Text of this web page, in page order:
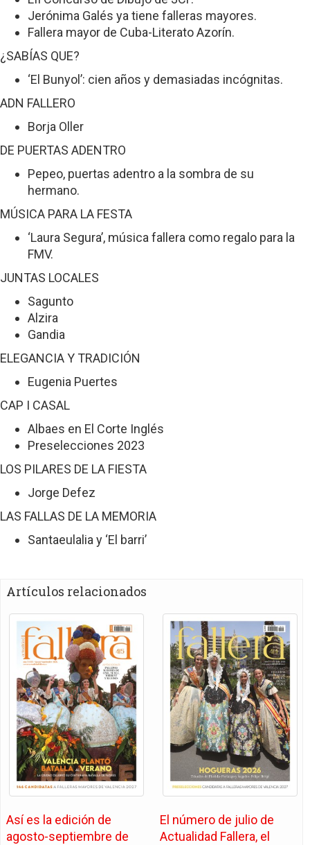
Jerónima Galés ya tiene falleras mayores.
Fallera mayor de Cuba-Literato Azorín.
¿SABÍAS QUE?
‘El Bunyol’: cien años y demasiadas incógnitas.
ADN FALLERO
Borja Oller
DE PUERTAS ADENTRO
Pepeo, puertas adentro a la sombra de su
hermano.
MÚSICA PARA LA FESTA
‘Laura Segura’, música fallera como regalo para la
FMV.
JUNTAS LOCALES
Sagunto
Alzira
Gandia
ELEGANCIA Y TRADICIÓN
Eugenia Puertes
CAP I CASAL
Albaes en El Corte Inglés
Preselecciones 2023
LOS PILARES DE LA FIESTA
Jorge Defez
LAS FALLAS DE LA MEMORIA
Santaeulalia y ‘El barri’
Artículos relacionados
Así es la edición de
agosto-septiembre de
El número de julio de
Actualidad Fallera, el